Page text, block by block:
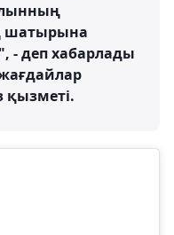
шатырына
- деп хабарлады
қызметі.